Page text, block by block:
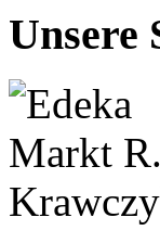
Unsere